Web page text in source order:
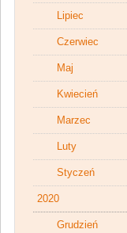
Lipiec
Czerwiec
Maj
Kwiecień
Marzec
Luty
Styczeń
2020
Grudzień